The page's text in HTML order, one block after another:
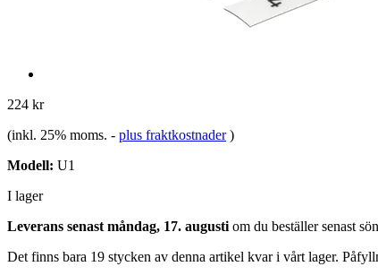
224 kr
(inkl. 25% moms. - plus fraktkostnader )
Modell: U1
I lager
Leverans senast måndag, 17. augusti om du beställer senast
Det finns bara 19 stycken av denna artikel kvar i vårt lager.